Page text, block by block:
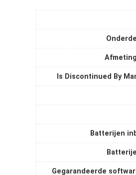
Is Discontinued By
Batterijen
Gegarandeerde